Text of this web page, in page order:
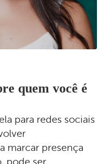
quem você é
para redes sociais
marcar presença